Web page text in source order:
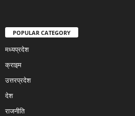
POPULAR CATEGORY
मध्यप्रदेश
क्राइम
उत्तरप्रदेश
देश
राजनीति